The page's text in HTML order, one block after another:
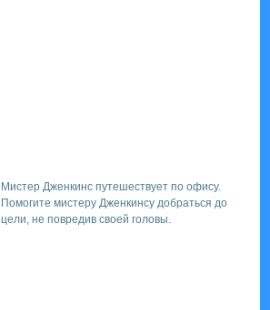
Мистер Дженкинс путешествует по офису.
Помогите мистеру Дженкинсу добраться до
цели, не повредив своей головы.